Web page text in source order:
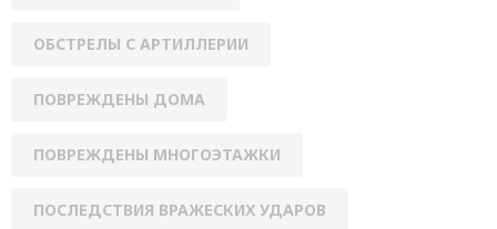
ОБСТРЕЛЫ С АРТИЛЛЕРИИ
ПОВРЕЖДЕНЫ ДОМА
ПОВРЕЖДЕНЫ МНОГОЭТАЖКИ
ПОСЛЕДСТВИЯ ВРАЖЕСКИХ УДАРОВ